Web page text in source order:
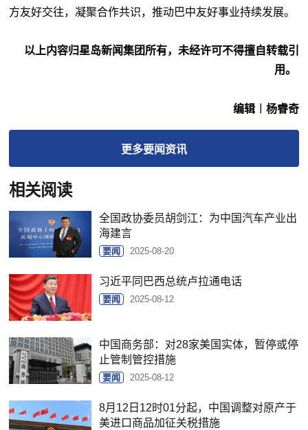
方友好交往，凝聚合作共识，推动巴中友好事业持续发展。
以上内容归星岛新闻集团所有，未经许可不得擅自转载引
用。
编辑︱杨睿奇
更多要闻资讯
相关阅读
全国政协委员胡剑江：为中国汽车产业出
海建言
要闻 2025-08-20
习近平同巴西总统卢拉通电话
要闻 2025-08-12
中国商务部：对28家美国实体，暂停或停
止管制管控措施
要闻 2025-08-12
8月12日12时01分起，中国调整对原产于
美进口商品加征关税措施